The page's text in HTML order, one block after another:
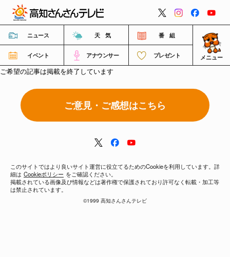
ニュース 天 気 番 組
イベント アナウンサー プレゼント メニュー
イベント情報
FNNビデオポスト（投稿）
ご希望の記事は掲載を終了しています
ご意見・ご感想はこちら
このサイトではより良いサイト運営に役立てるためのCookieを利用しています。詳
細は Cookieポリシー をご確認ください。
掲載されている画像及び情報などは著作権で保護されており許可なく転載・加工等
は禁止されています。
©1999 高知さんさんテレビ